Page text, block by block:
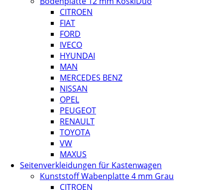
CITROEN
FIAT
FORD
IVECO
HYUNDAI
MAN
MERCEDES BENZ
NISSAN
OPEL
PEUGEOT
RENAULT
TOYOTA
VW
MAXUS
Seitenverkleidungen für Kastenwagen
Kunststoff Wabenplatte 4 mm Grau
CITROEN